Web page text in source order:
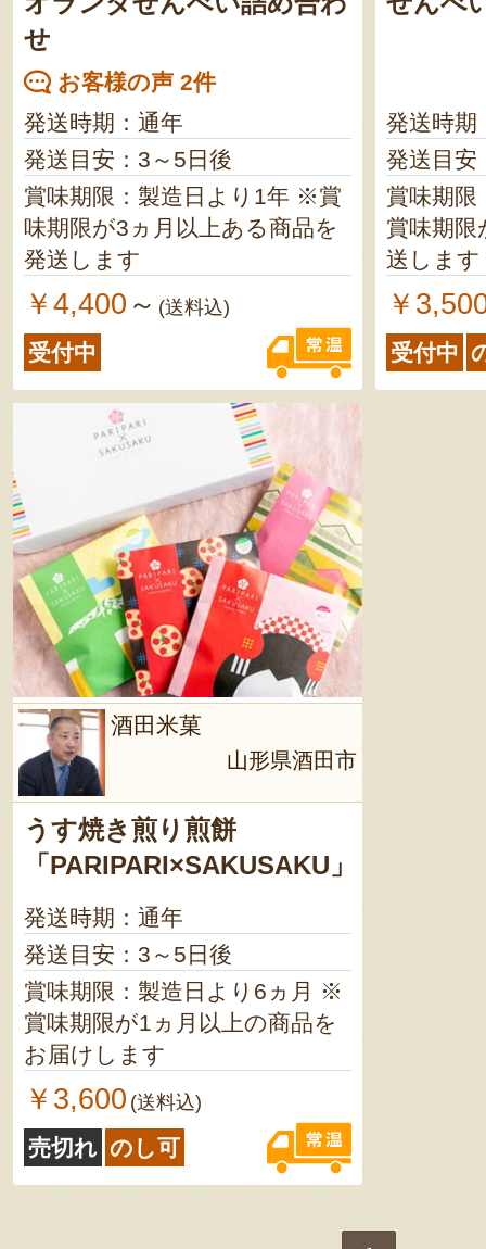
せ
お客様の声 2件
発送時期：通年
発送目安：3～5日後
賞味期限：製造日より1年 ※賞
味期限が3ヵ月以上ある商品を
発送します
￥4,400 ～ (送料込)
受付中
発送時期
発送目安
賞味期限
賞味期限
送します
￥
受付中
酒田米菓
山形県酒田市
うす焼き煎り煎餅
「PARIPARI×SAKUSAKU」
発送時期：通年
発送目安：3～5日後
賞味期限：製造日より6ヵ月 ※
賞味期限が1ヵ月以上の商品を
お届けします
￥3,600 (送料込)
売切れ のし可